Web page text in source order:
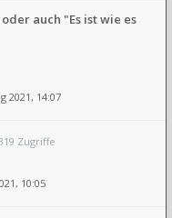
auch "Es ist wie es
2021, 14:07
Zugriffe
10:05